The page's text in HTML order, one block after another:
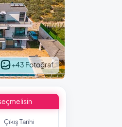
+43 Fotoğraf
Çıkış Tarihi